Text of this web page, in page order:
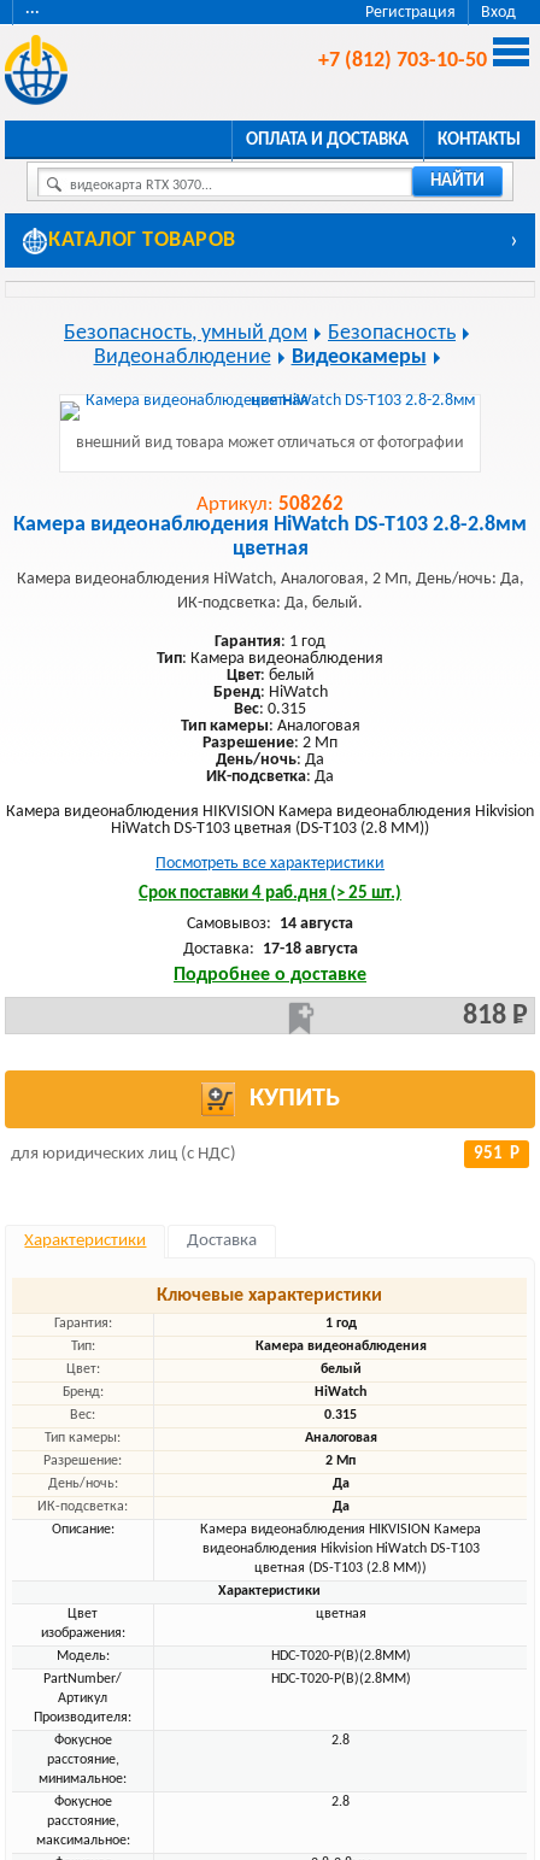
Регистрация Вход
···
+7 (812) 703-10-50
ОПЛАТА И ДОСТАВКА КОНТАКТЫ
видеокарта RTX 3070... НАЙТИ
КАТАЛОГ ТОВАРОВ ›
Безопасность, умный дом
Безопасность
Видеонаблюдение
Видеокамеры
внешний вид товара может отличаться от фотографии
Артикул: 508262
Камера видеонаблюдения HiWatch DS-T103 2.8-2.8мм
цветная
Камера видеонаблюдения HiWatch, Аналоговая, 2 Мп, День/ночь: Да,
ИК-подсветка: Да, белый.
Гарантия: 1 год
Тип: Камера видеонаблюдения
Цвет: белый
Бренд: HiWatch
Вес: 0.315
Тип камеры: Аналоговая
Разрешение: 2 Мп
День/ночь: Да
ИК-подсветка: Да
Камера видеонаблюдения HIKVISION Камера видеонаблюдения Hikvision
HiWatch DS-T103 цветная (DS-T103 (2.8 MM))
Посмотреть все характеристики
Срок поставки 4 раб.дня (> 25 шт.)
Самовывоз: 14 августа
Доставка: 17-18 августа
Подробнее о доставке
818 Р
КУПИТЬ
для юридических лиц (с НДС) 951 Р
Характеристики Доставка
Ключевые характеристики
Гарантия:
1 год
Тип:
Камера видеонаблюдения
Цвет:
белый
Бренд:
HiWatch
Вес:
0.315
Тип камеры:
Аналоговая
Разрешение:
2 Мп
День/ночь:
Да
ИК-подсветка:
Да
Описание:
Камера видеонаблюдения HIKVISION Камера
видеонаблюдения Hikvision HiWatch DS-T103
цветная (DS-T103 (2.8 MM))
Характеристики
Цвет
изображения:
цветная
Модель:
HDC-T020-P(B)(2.8MM)
PartNumber/
Артикул
Производителя:
HDC-T020-P(B)(2.8MM)
Фокусное
расстояние,
минимальное:
2.8
Фокусное
расстояние,
максимальное:
2.8